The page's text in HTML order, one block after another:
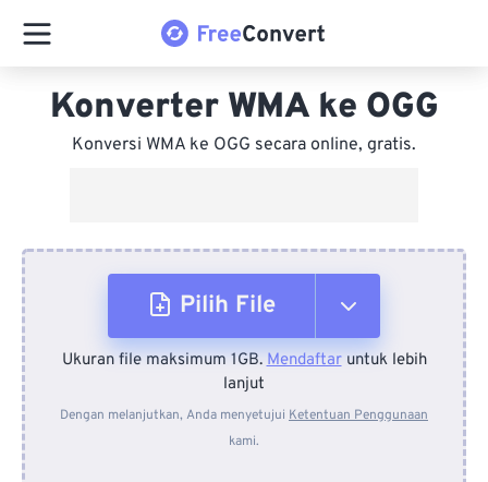
Konverter WMA ke OGG
Konversi WMA ke OGG secara online, gratis.
Pilih File
Dari Perangkat
Dari Dropbox
Ukuran file maksimum 1GB.Mendaftaruntuk lebih
lanjut
Dengan melanjutkan, Anda menyetujui Ketentuan Penggunaan
kami.